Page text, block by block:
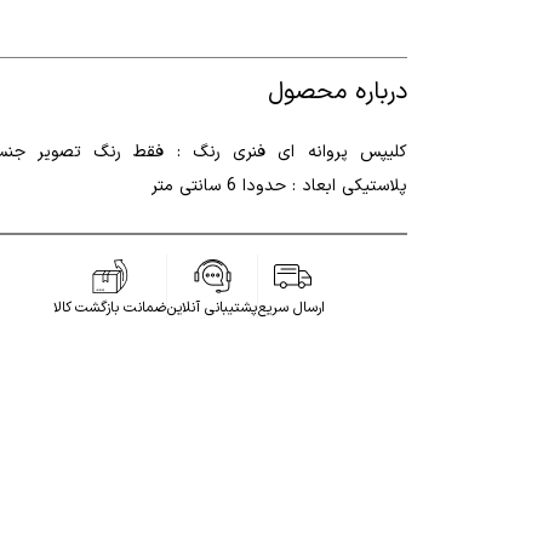
درباره محصول
کلیپس پروانه ای فنری رنگ : فقط رنگ تصویر
پلاستیکی ابعاد : حدودا 6 سانتی متر
ارسال سریعپشتیبانی آنلاینضمانت بازگشت کالا